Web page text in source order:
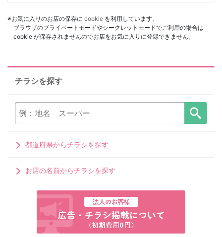
※お気に入りのお店の保存に cookie を利用しています。
ブラウザのプライベートモードやシークレットモードでご利用の場合は
cookie が保存されませんのでお店をお気に入りに登録できません。
チラシを探す
都道府県からチラシを探す
お店の名前からチラシを探す